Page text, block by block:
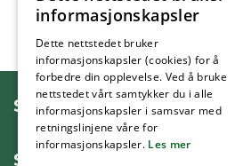
SNAKK MED OSS
SKRIV TIL OSS
informasjonskapsler
Dette nettstedet bruker
informasjonskapsler (cookies) for å
forbedre din opplevelse. Ved å bruke
nettstedet vårt samtykker du i alle
informasjonskapsler i samsvar med
retningslinjene våre for
informasjonskapsler. Les mer